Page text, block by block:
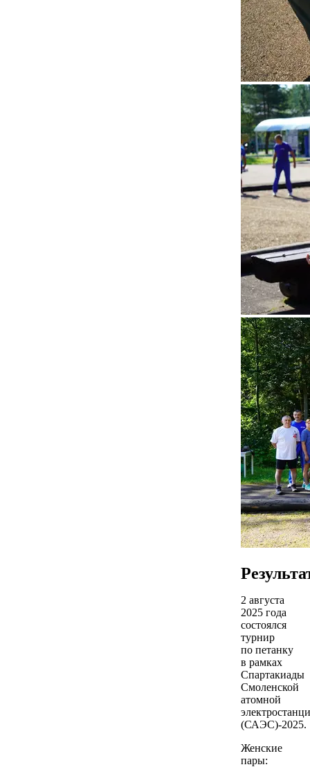
2 августа
2025 года
состоялся
турнир
по петанку
в рамках
Спартакиады
Смоленской
атомной
(САЭС)-2025.
Женские
пары: